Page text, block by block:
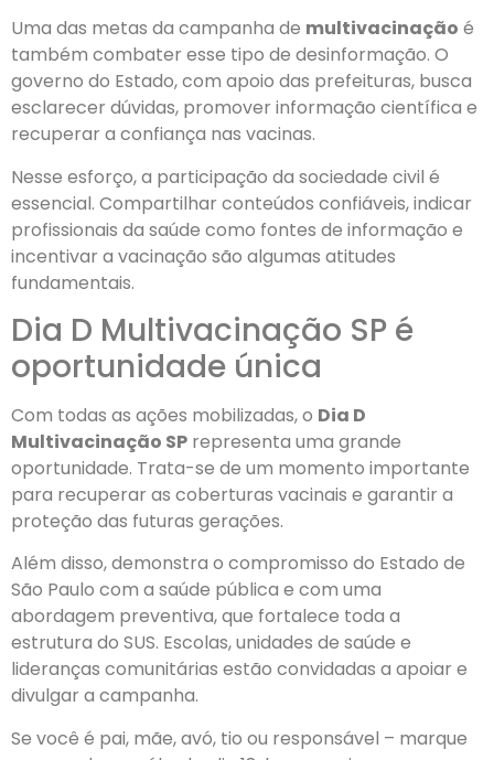
Uma das metas da campanha de multivacinação é
também combater esse tipo de desinformação. O
governo do Estado, com apoio das prefeituras, busca
esclarecer dúvidas, promover informação científica e
recuperar a confiança nas vacinas.
Nesse esforço, a participação da sociedade civil é
essencial. Compartilhar conteúdos confiáveis, indicar
profissionais da saúde como fontes de informação e
incentivar a vacinação são algumas atitudes
fundamentais.
Dia D Multivacinação SP é
oportunidade única
Com todas as ações mobilizadas, o Dia D
Multivacinação SP representa uma grande
oportunidade. Trata-se de um momento importante
para recuperar as coberturas vacinais e garantir a
proteção das futuras gerações.
Além disso, demonstra o compromisso do Estado de
São Paulo com a saúde pública e com uma
abordagem preventiva, que fortalece toda a
estrutura do SUS. Escolas, unidades de saúde e
lideranças comunitárias estão convidadas a apoiar e
divulgar a campanha.
Se você é pai, mãe, avó, tio ou responsável – marque